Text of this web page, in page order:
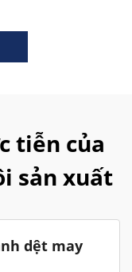
tiễn của
sản xuất
dệt may